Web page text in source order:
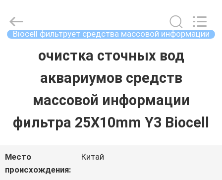
ДОМОЙ
НАС
LuoX
Plastic
CO.,LTD.Biocell фильтрует средства массовой информации
очистка сточных вод
аквариумов средств
массовой информации
фильтра 25X10mm Y3 Biocell
Место
происхождения:
Китай